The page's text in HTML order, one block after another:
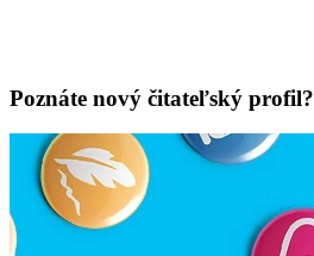
Poznáte nový čitateľský profil?